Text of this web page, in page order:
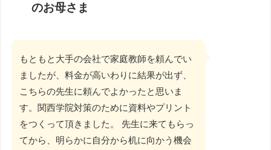
のお母さま
もともと大手の会社で家庭教師を頼んでい
ましたが、料金が高いわりに結果が出ず、
こちらの先生に頼んでよかったと思いま
す。関西学院対策のために資料やプリント
をつくって頂きました。 先生に来てもらっ
てから、明らかに自分から机に向かう機会